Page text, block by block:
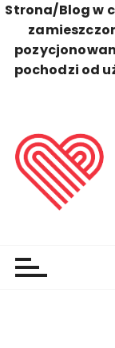
Strona/Blog w
pochodzi od